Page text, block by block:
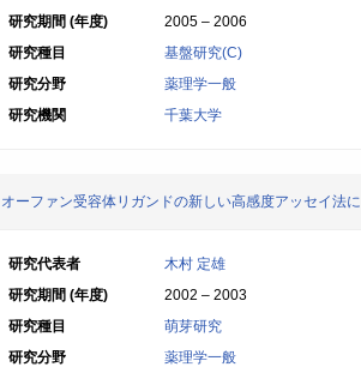
研究期間 (年度)
2005 – 2006
研究種目
基盤研究(C)
研究分野
薬理学一般
研究機関
千葉大学
オーファン受容体リガンドの新しい高感度アッセイ法
研究代表者
木村 定雄
研究期間 (年度)
2002 – 2003
研究種目
萌芽研究
研究分野
薬理学一般